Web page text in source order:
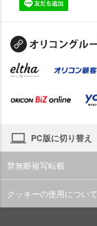
PC版に切り替え
禁無断複写転載
クッキーの使用について